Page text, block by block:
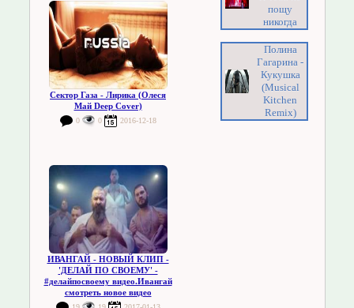
Сектор Газа - Лирика (Олеся
Май Deep Cover)
0 0 2016-12-18
ИВАНГАЙ - НОВЫЙ КЛИП -
'ДЕЛАЙ ПО СВОЕМУ' -
#делайпосвоему видео.Ивангай
смотреть новое видео
пощу
никогда
Полина
Гагарина -
Кукушка
(Musical
Kitchen
Remix)